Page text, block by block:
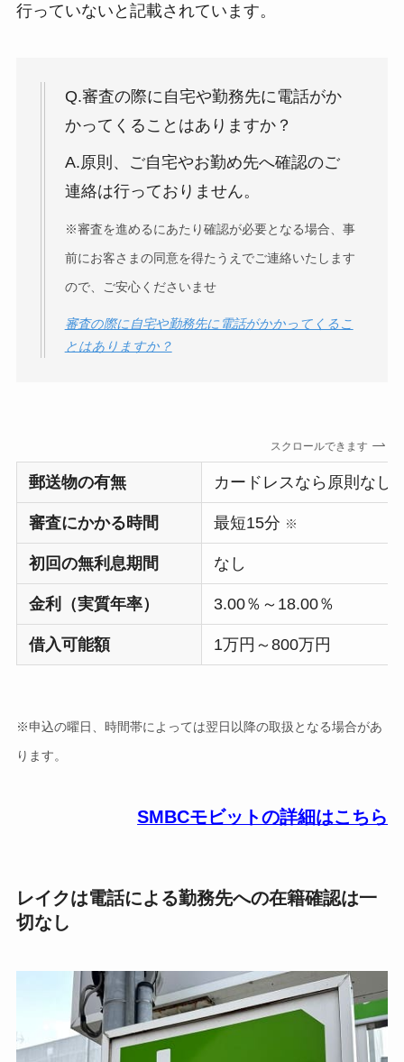
行っていないと記載されています。
Q.審査の際に自宅や勤務先に電話がか
かってくることはありますか？
A.原則、ご自宅やお勤め先へ確認のご
連絡は行っておりません。
※審査を進めるにあたり確認が必要となる場合、事
前にお客さまの同意を得たうえでご連絡いたします
ので、ご安心くださいませ
審査の際に自宅や勤務先に電話がかかってくるこ
とはありますか？
スクロールできます
郵送物の有無 カードレスなら原則なし
審査にかかる時間 最短15分 ※
初回の無利息期間 なし
金利（実質年率） 3.00％～18.00％
借入可能額 1万円～800万円
※申込の曜日、時間帯によっては翌日以降の取扱となる場合があ
ります。
SMBCモビットの詳細はこちら
レイクは電話による勤務先への在籍確認は一
切なし